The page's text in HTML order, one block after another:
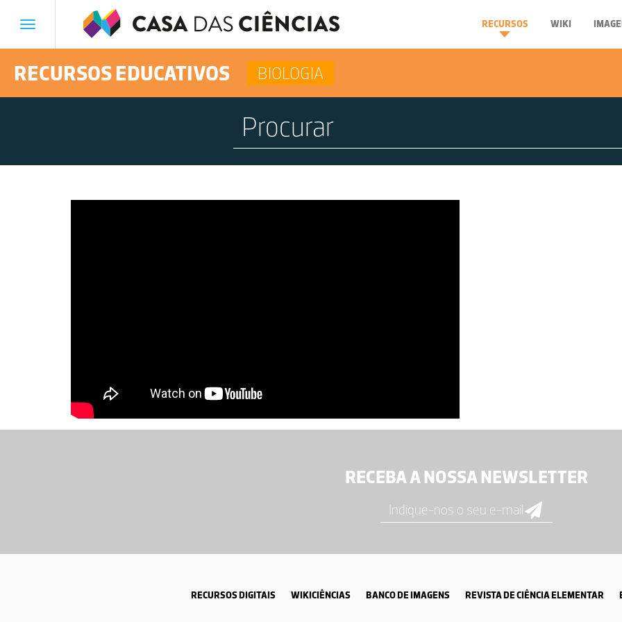
Toggle
RECURSOS WIKI
RECURSOS EDUCATIVOS BIOLOGIA
RECEBA A NOSSA NEWSLETTER
RECURSOS DIGITAIS WIKICIÊNCIAS BANCO DE IMAGENS REVISTA DE CIÊNCIA ELEMENTAR